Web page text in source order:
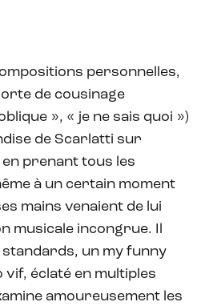
personnelles,
de cousinage
», « je ne sais quoi »)
de Scarlatti sur
prenant tous les
à un certain moment
mains venaient de lui
musicale incongrue. Il
standards, un my funny
éclaté en multiples
amoureusement les